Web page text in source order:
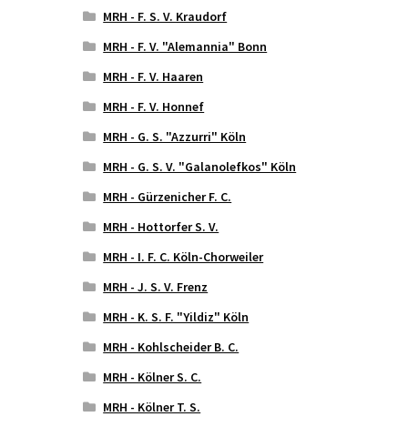
MRH - F. S. V. Kraudorf
MRH - F. V. "Alemannia" Bonn
MRH - F. V. Haaren
MRH - F. V. Honnef
MRH - G. S. "Azzurri" Köln
MRH - G. S. V. "Galanolefkos" Köln
MRH - Gürzenicher F. C.
MRH - Hottorfer S. V.
MRH - I. F. C. Köln-Chorweiler
MRH - J. S. V. Frenz
MRH - K. S. F. "Yildiz" Köln
MRH - Kohlscheider B. C.
MRH - Kölner S. C.
MRH - Kölner T. S.